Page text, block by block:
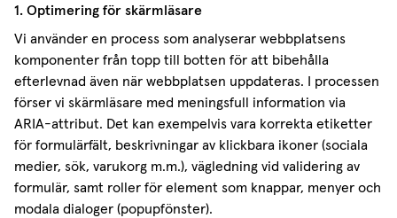
1. Optimering för skärmläsare
Vi använder en process som analyserar webbplatsens
komponenter från topp till botten för att bibehålla
efterlevnad även när webbplatsen uppdateras. I processen
förser vi skärmläsare med meningsfull information via
ARIA-attribut. Det kan exempelvis vara korrekta etiketter
för formulärfält, beskrivningar av klickbara ikoner (sociala
medier, sök, varukorg m.m.), vägledning vid validering av
formulär, samt roller för element som knappar, menyer och
modala dialoger (popupfönster).